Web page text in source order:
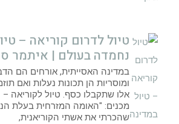
טיול לדרום קוריאה –
נחמדה בעולם | איתמר
במדינה האסייתית, אורחים הם
ומוסריות הן תכונות נעלות ואם
אלו שתקבלו כסף. טיול לקוריאה
מכנים: "האומה המזרחית בעלת
שהכרתי את אשתי הקוריאנית,